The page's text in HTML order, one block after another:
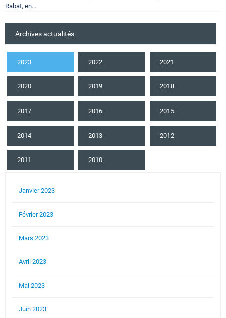
Rabat, en...
Archives actualités
2023 2022 2021
2020 2019 2018
2017 2016 2015
2014 2013 2012
2011 2010
Janvier 2023
Février 2023
Mars 2023
Avril 2023
Mai 2023
Juin 2023